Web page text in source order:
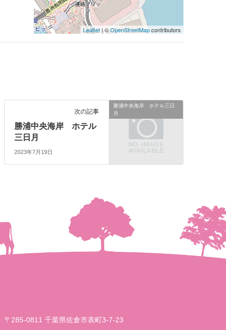
Leaflet| ©OpenStreetMapcontributors
勝浦中央海岸 ホテル三日
月
次の記事
勝浦中央海岸 ホテル
三日月
2023年7月19日
〒285-0811 千葉県佐倉市表町3-7-23